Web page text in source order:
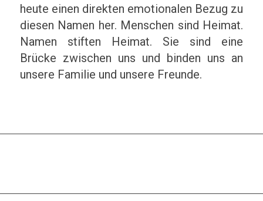
heute einen direkten emotionalen Bezug zu
diesen Namen her. Menschen sind Heimat.
Namen stiften Heimat. Sie sind eine
Brücke zwischen uns und binden uns an
unsere Familie und unsere Freunde.